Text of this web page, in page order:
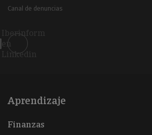
Canal de denuncias
Iberinform
en
Linkedin
Aprendizaje
Finanzas